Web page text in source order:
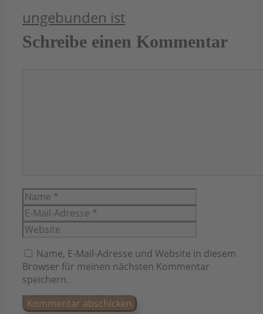
ungebunden ist
Schreibe einen Kommentar
Name
Name, E-Mail-Adresse und Website in diesem
Browser für meinen nächsten Kommentar
speichern.